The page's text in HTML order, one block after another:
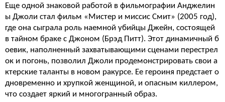
Еще одной знаковой работой в фильмографии Анджелин
ы Джоли стал фильм «Мистер и миссис Смит» (2005 год),
где она сыграла роль наемной убийцы Джейн, состоящей
в тайном браке с Джоном (Брэд Питт). Этот динамичный б
оевик, наполненный захватывающими сценами перестрел
ок и погонь, позволил Джоли продемонстрировать свои а
ктерские таланты в новом ракурсе. Ее героиня предстает о
дновременно и хрупкой женщиной, и опасным киллером,
что создает яркий и многогранный образ.